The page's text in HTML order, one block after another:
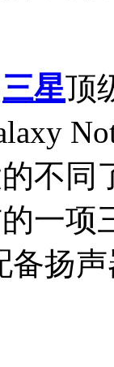
三星顶
不同
一项
备扬